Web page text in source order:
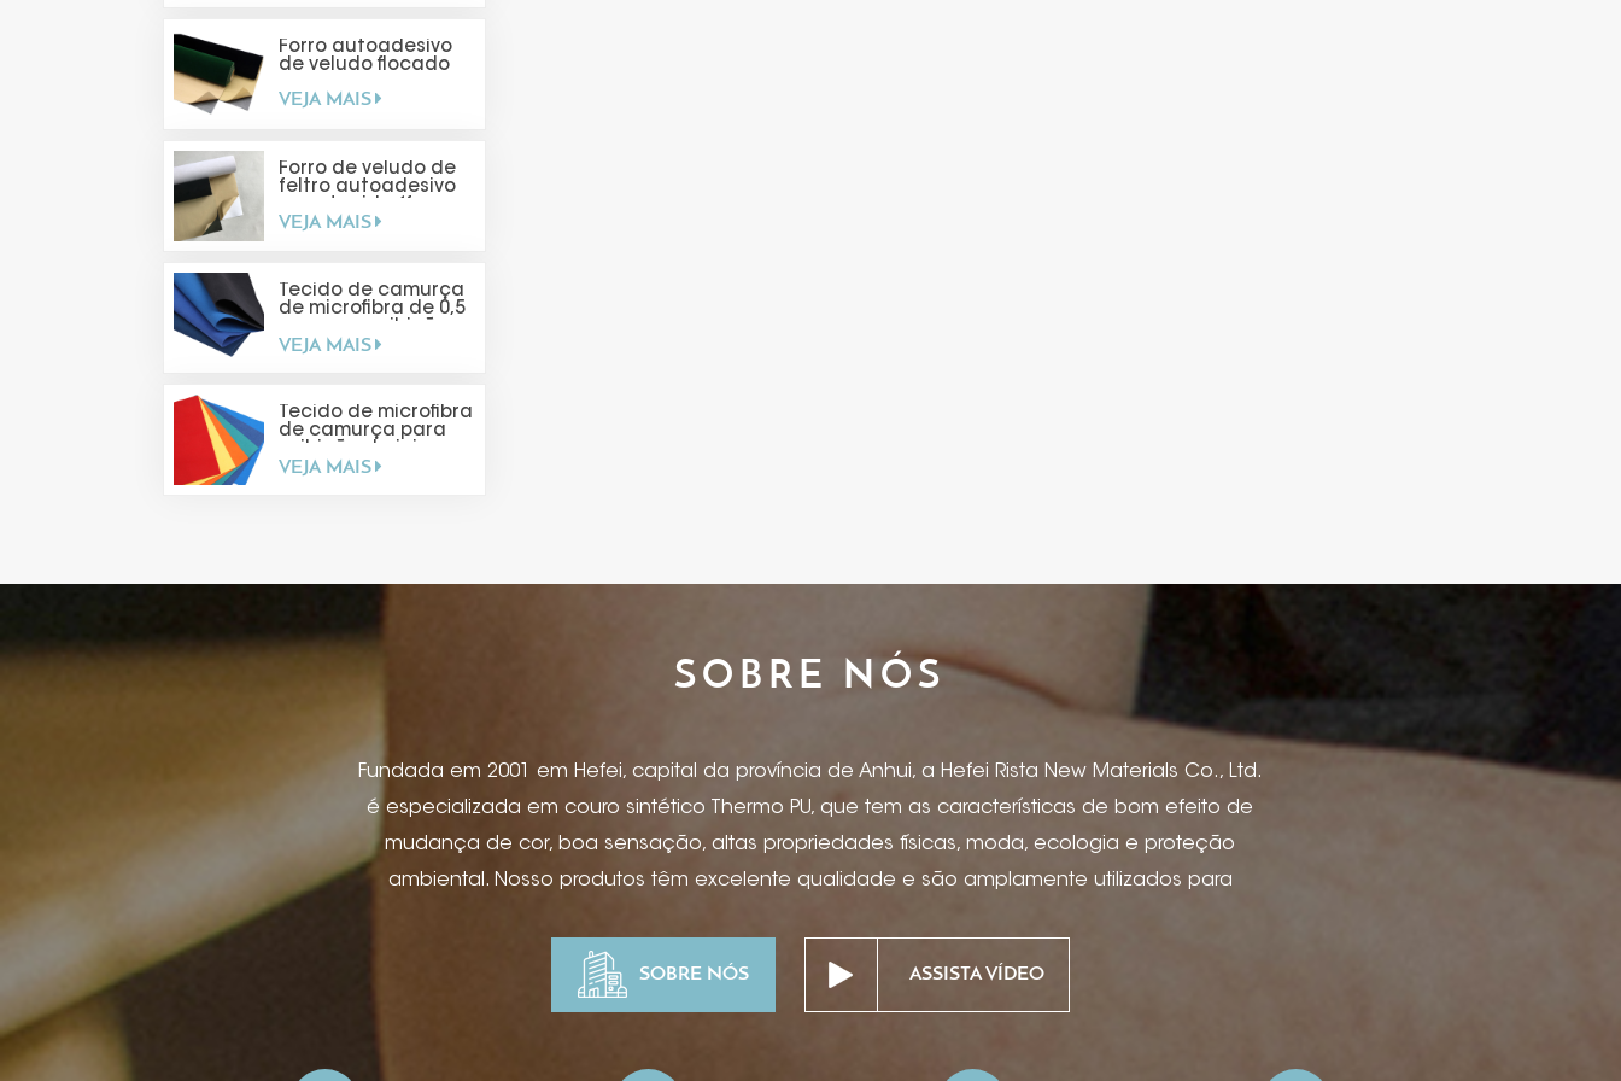
Forro autoadesivo
de veludo flocado
VEJA MAIS
Forro de veludo de
feltro autoadesivo
você mesmo)
VEJA MAIS
Tecido de camurça
de microfibra de 0,5
de joias
VEJA MAIS
Tecido de microfibra
de camurça para
VEJA MAIS
SOBRE NÓS
Fundada em 2001 em Hefei, capital da província de Anhui, a Hefei Rista New Materials Co., Ltd.
é especializada em couro sintético Thermo PU, que tem as características de bom efeito de
mudança de cor, boa sensação, altas propriedades físicas, moda, ecologia e proteção
ambiental. Nosso produtos têm excelente qualidade e são amplamente utilizados para
produtos eletrônicos, encadernação para caixas de presente, caixas de vinho, caixa e
pacote de joias, suprimentos para mesa de hotel, projetos especiais de anúncios e
SOBRE NÓS ASSISTA VÍDEO